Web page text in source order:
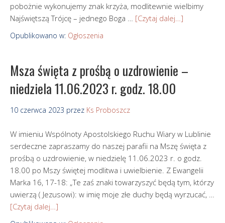
pobożnie wykonujemy znak krzyża, modlitewnie wielbimy
Najświętszą Trójcę – jednego Boga … [Czytaj dalej…]
Opublikowano w: Ogłoszenia
Msza święta z prośbą o uzdrowienie –
niedziela 11.06.2023 r. godz. 18.00
10 czerwca 2023 przez Ks Proboszcz
W imieniu Wspólnoty Apostolskiego Ruchu Wiary w Lublinie
serdeczne zapraszamy do naszej parafii na Mszę święta z
prośbą o uzdrowienie, w niedzielę 11.06.2023 r. o godz.
18.00 po Mszy świętej modlitwa i uwielbienie. Z Ewangelii
Marka 16, 17-18: „Te zaś znaki towarzyszyć będą tym, którzy
uwierzą ( Jezusowi): w imię moje złe duchy będą wyrzucać, …
[Czytaj dalej…]